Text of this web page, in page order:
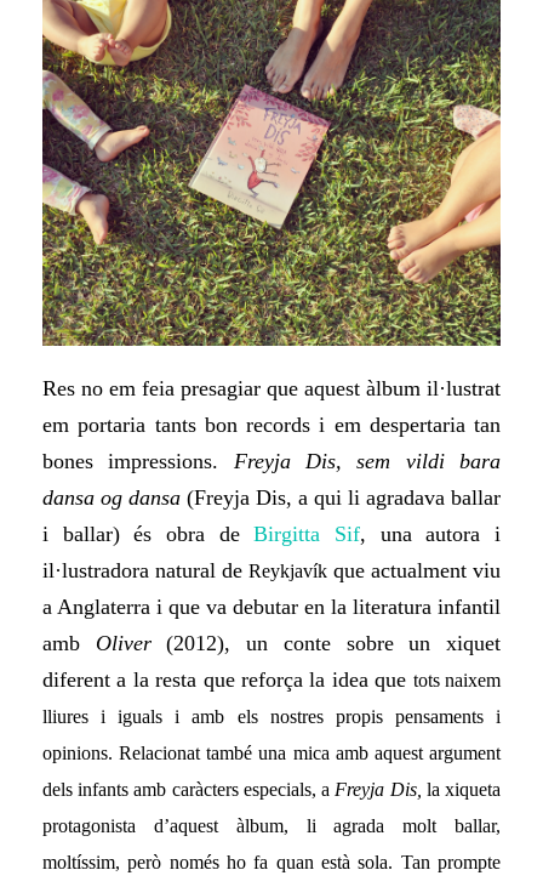
Res no em feia presagiar que aquest àlbum il·lustrat
em portaria tants bon records i em despertaria tan
bones impressions.
Freyja Dis, sem vildi bara
dansa og dansa (Freyja Dis, a qui li agradava ballar
i ballar) és obra deBirgitta Sif, una autora i
il·lustradora natural de Reykjavík que actualment viu
a Anglaterra i que va debutar en la literatura infantil
amb Oliver(2012), un conte sobre un xiquet
diferent a la resta que reforça la idea que tots naixem
lliures i iguals i amb els nostres propis pensaments i
opinions. Relacionat també una mica amb aquest argument
dels infants amb caràcters especials, a Freyja Dis, la xiqueta
protagonista d’aquest àlbum, li agrada molt ballar,
moltíssim, però només ho fa quan està sola. Tan prompte